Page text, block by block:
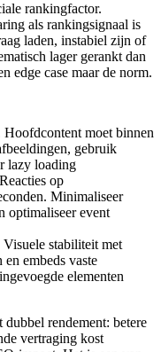
rankingfactor.
als rankingsignaal is
laden, instabiel zijn of
lager gerankt dan
edge case maar de norm.
Hoofdcontent moet binnen
gebruik
lazy loading
op
Minimaliseer
optimaliseer event
Visuele stabiliteit met
embeds vaste
elementen
rendement: betere
vertraging kost